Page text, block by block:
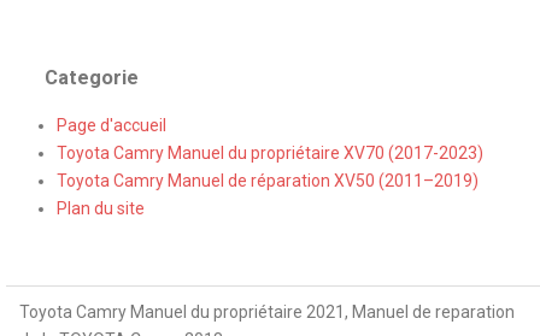
Categorie
Page d'accueil
Toyota Camry Manuel du propriétaire XV70 (2017-2023)
Toyota Camry Manuel de réparation XV50 (2011–2019)
Plan du site
Toyota Camry Manuel du propriétaire 2021, Manuel de reparation